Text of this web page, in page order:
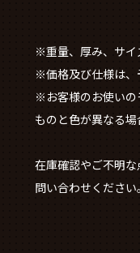
※重量、厚み、サイ
※価格及び仕様は、
※お客様のお使いの
ものと色が異なる場
在庫確認やご不明
問い合わせください。